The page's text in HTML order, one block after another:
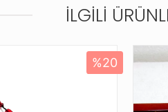
Gönderim Şekli
resimlerde gösterilen
İLGILI
%20